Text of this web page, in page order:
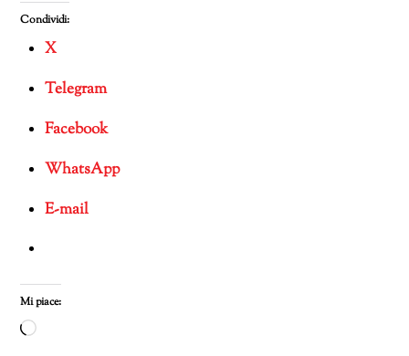
Condividi:
X
Telegram
Facebook
WhatsApp
E-mail
Mi piace:
Caricamento